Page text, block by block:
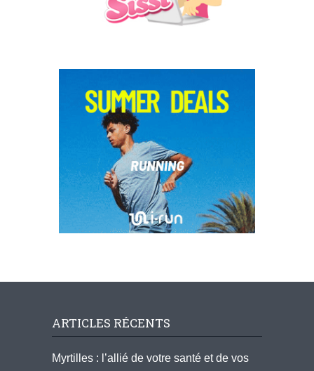
ARTICLES RÉCENTS
Myrtilles : l’allié de votre santé et de vos